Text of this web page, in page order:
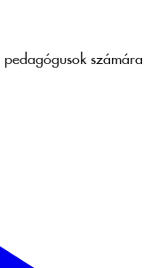
pedagógusok számára